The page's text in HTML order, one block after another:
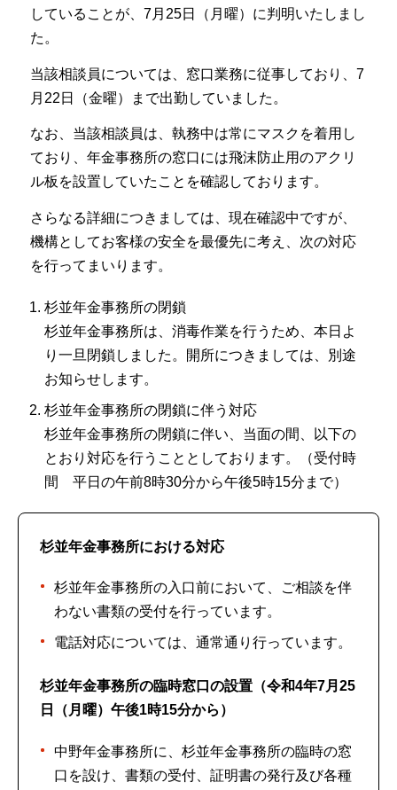
していることが、7月25日（月曜）に判明いたしまし
た。
当該相談員については、窓口業務に従事しており、7
月22日（金曜）まで出勤していました。
なお、当該相談員は、執務中は常にマスクを着用し
ており、年金事務所の窓口には飛沫防止用のアクリ
ル板を設置していたことを確認しております。
さらなる詳細につきましては、現在確認中ですが、
機構としてお客様の安全を最優先に考え、次の対応
を行ってまいります。
杉並年金事務所の閉鎖
杉並年金事務所は、消毒作業を行うため、本日よ
り一旦閉鎖しました。開所につきましては、別途
お知らせします。
杉並年金事務所の閉鎖に伴う対応
杉並年金事務所の閉鎖に伴い、当面の間、以下の
とおり対応を行うこととしております。（受付時
間 平日の午前8時30分から午後5時15分まで）
杉並年金事務所における対応
杉並年金事務所の入口前において、ご相談を伴
わない書類の受付を行っています。
電話対応については、通常通り行っています。
杉並年金事務所の臨時窓口の設置（令和4年7月25
日（月曜）午後1時15分から）
中野年金事務所に、杉並年金事務所の臨時の窓
口を設け、書類の受付、証明書の発行及び各種